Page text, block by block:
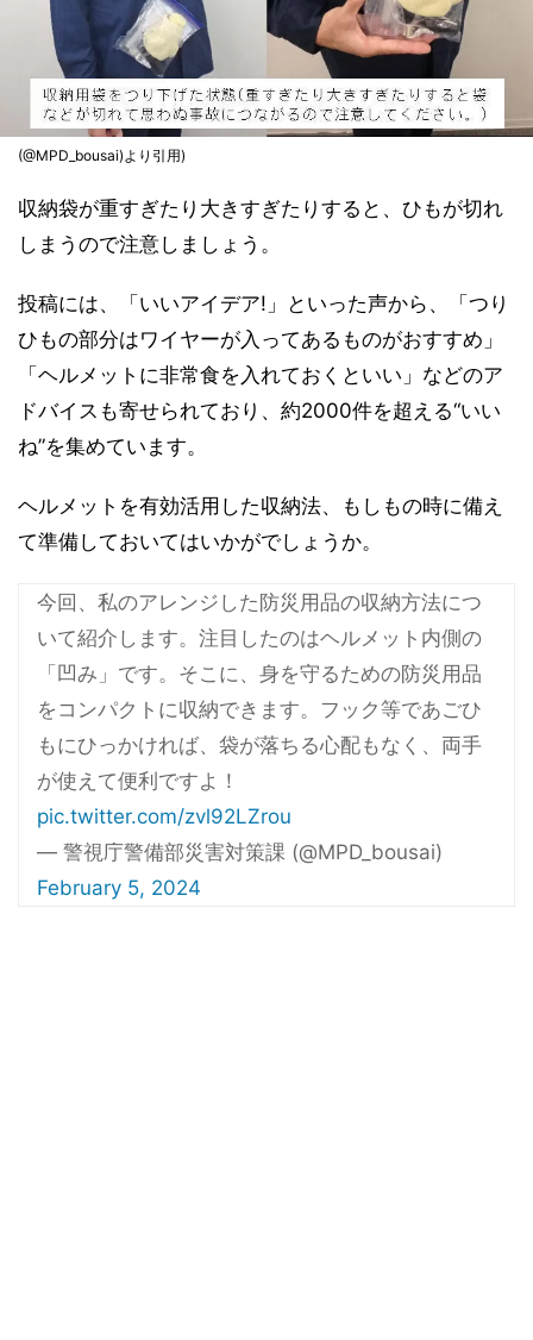
(@MPD_bousai)より引用)
収納袋が重すぎたり大きすぎたりすると、ひもが切れ
しまうので注意しましょう。
投稿には、「いいアイデア!」といった声から、「つり
ひもの部分はワイヤーが入ってあるものがおすすめ」
「ヘルメットに非常食を入れておくといい」などのア
ドバイスも寄せられており、約2000件を超える“いい
ね”を集めています。
ヘルメットを有効活用した収納法、もしもの時に備え
て準備しておいてはいかがでしょうか。
今回、私のアレンジした防災用品の収納方法につ
いて紹介します。注目したのはヘルメット内側の
「凹み」です。そこに、身を守るための防災用品
をコンパクトに収納できます。フック等であごひ
もにひっかければ、袋が落ちる心配もなく、両手
が使えて便利ですよ！
pic.twitter.com/zvl92LZrou
— 警視庁警備部災害対策課 (@MPD_bousai)
February 5, 2024